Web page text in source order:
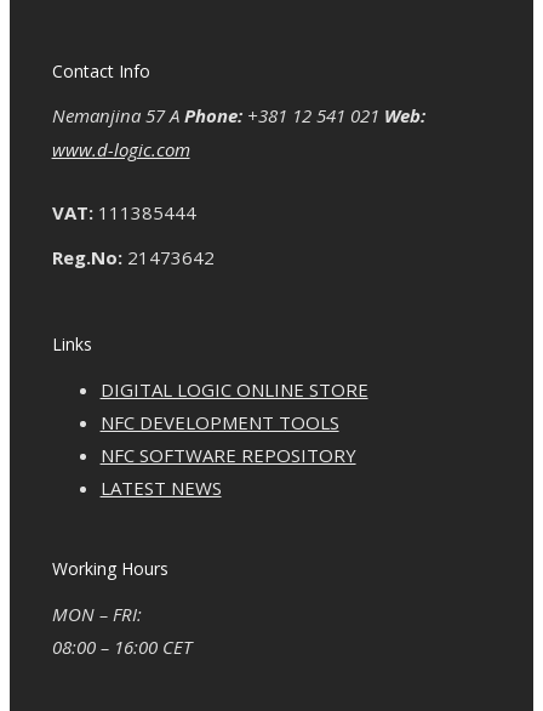
Contact Info
Nemanjina 57 A Phone:+381 12 541 021 Web:
www.d-logic.com
VAT:111385444
Reg.No:21473642
Links
DIGITAL LOGIC ONLINE STORE
NFC DEVELOPMENT TOOLS
NFC SOFTWARE REPOSITORY
LATEST NEWS
Working Hours
MON – FRI:
08:00 – 16:00 CET